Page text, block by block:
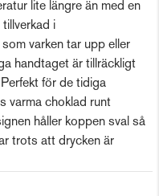
lite längre än med en
i
varken tar upp eller
handtaget är tillräckligt
för de tidiga
varma choklad runt
håller koppen sval så
trots att drycken är